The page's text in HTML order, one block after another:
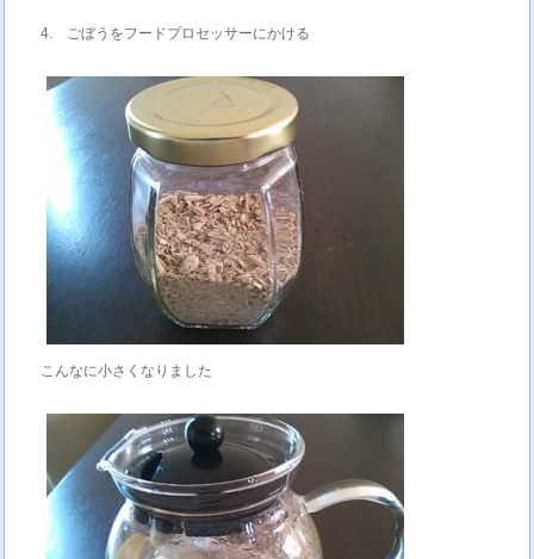
4. ごぼうをフードプロセッサーにかける
こんなに小さくなりました